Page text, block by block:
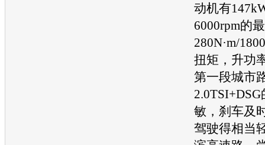
动机有
6000rpm的
280N·m/
扭矩，升功
第一段城市
敏，刹车及
驾驶得相当